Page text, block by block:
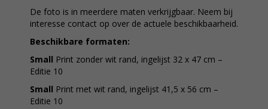
De foto is in meerdere maten verkrijgbaar. Neem bij
interesse contact op over de actuele beschikbaarheid.
Beschikbare formaten:
Small Print zonder wit rand, ingelijst 32 x 47 cm –
Editie 10
Small Print met wit rand, ingelijst 41,5 x 56 cm –
Editie 10